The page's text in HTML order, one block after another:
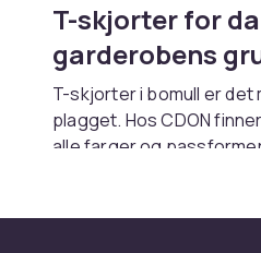
T-skjorter for
garderobens
T-skjorter i bomull er
plagget. Hos CDON
alle farger og